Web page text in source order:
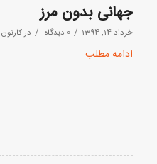
جهانی بدون مرز
خرداد 14, 1394 / 0 دیدگاه / درکارتون
ادامه مطلب